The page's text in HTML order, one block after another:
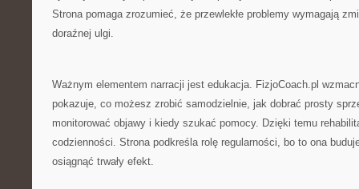
Strona pomaga zrozumieć, że przewlekłe problemy wymagają
doraźnej ulgi.
Ważnym elementem narracji jest edukacja. FizjoCoach.pl
pokazuje, co możesz zrobić samodzielnie, jak dobrać prosty
monitorować objawy i kiedy szukać pomocy. Dzięki temu
codzienności. Strona podkreśla rolę regularności, bo to ona
osiągnąć trwały efekt.